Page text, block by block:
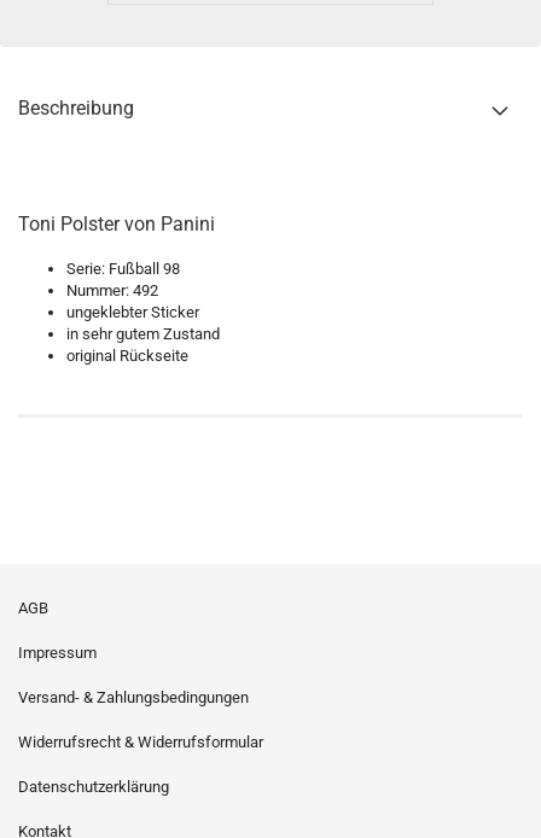
Beschreibung
Toni Polster von Panini
Serie: Fußball 98
Nummer: 492
ungeklebter Sticker
in sehr gutem Zustand
original Rückseite
AGB
Impressum
Versand- & Zahlungsbedingungen
Widerrufsrecht & Widerrufsformular
Datenschutzerklärung
Kontakt